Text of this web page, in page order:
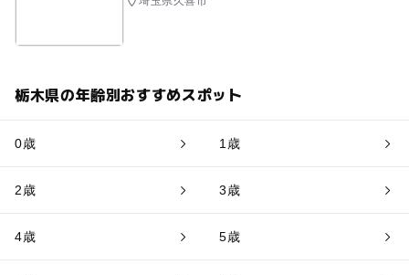
栃木県の年齢別おすすめスポット
0歳 1歳
2歳 3歳
4歳 5歳